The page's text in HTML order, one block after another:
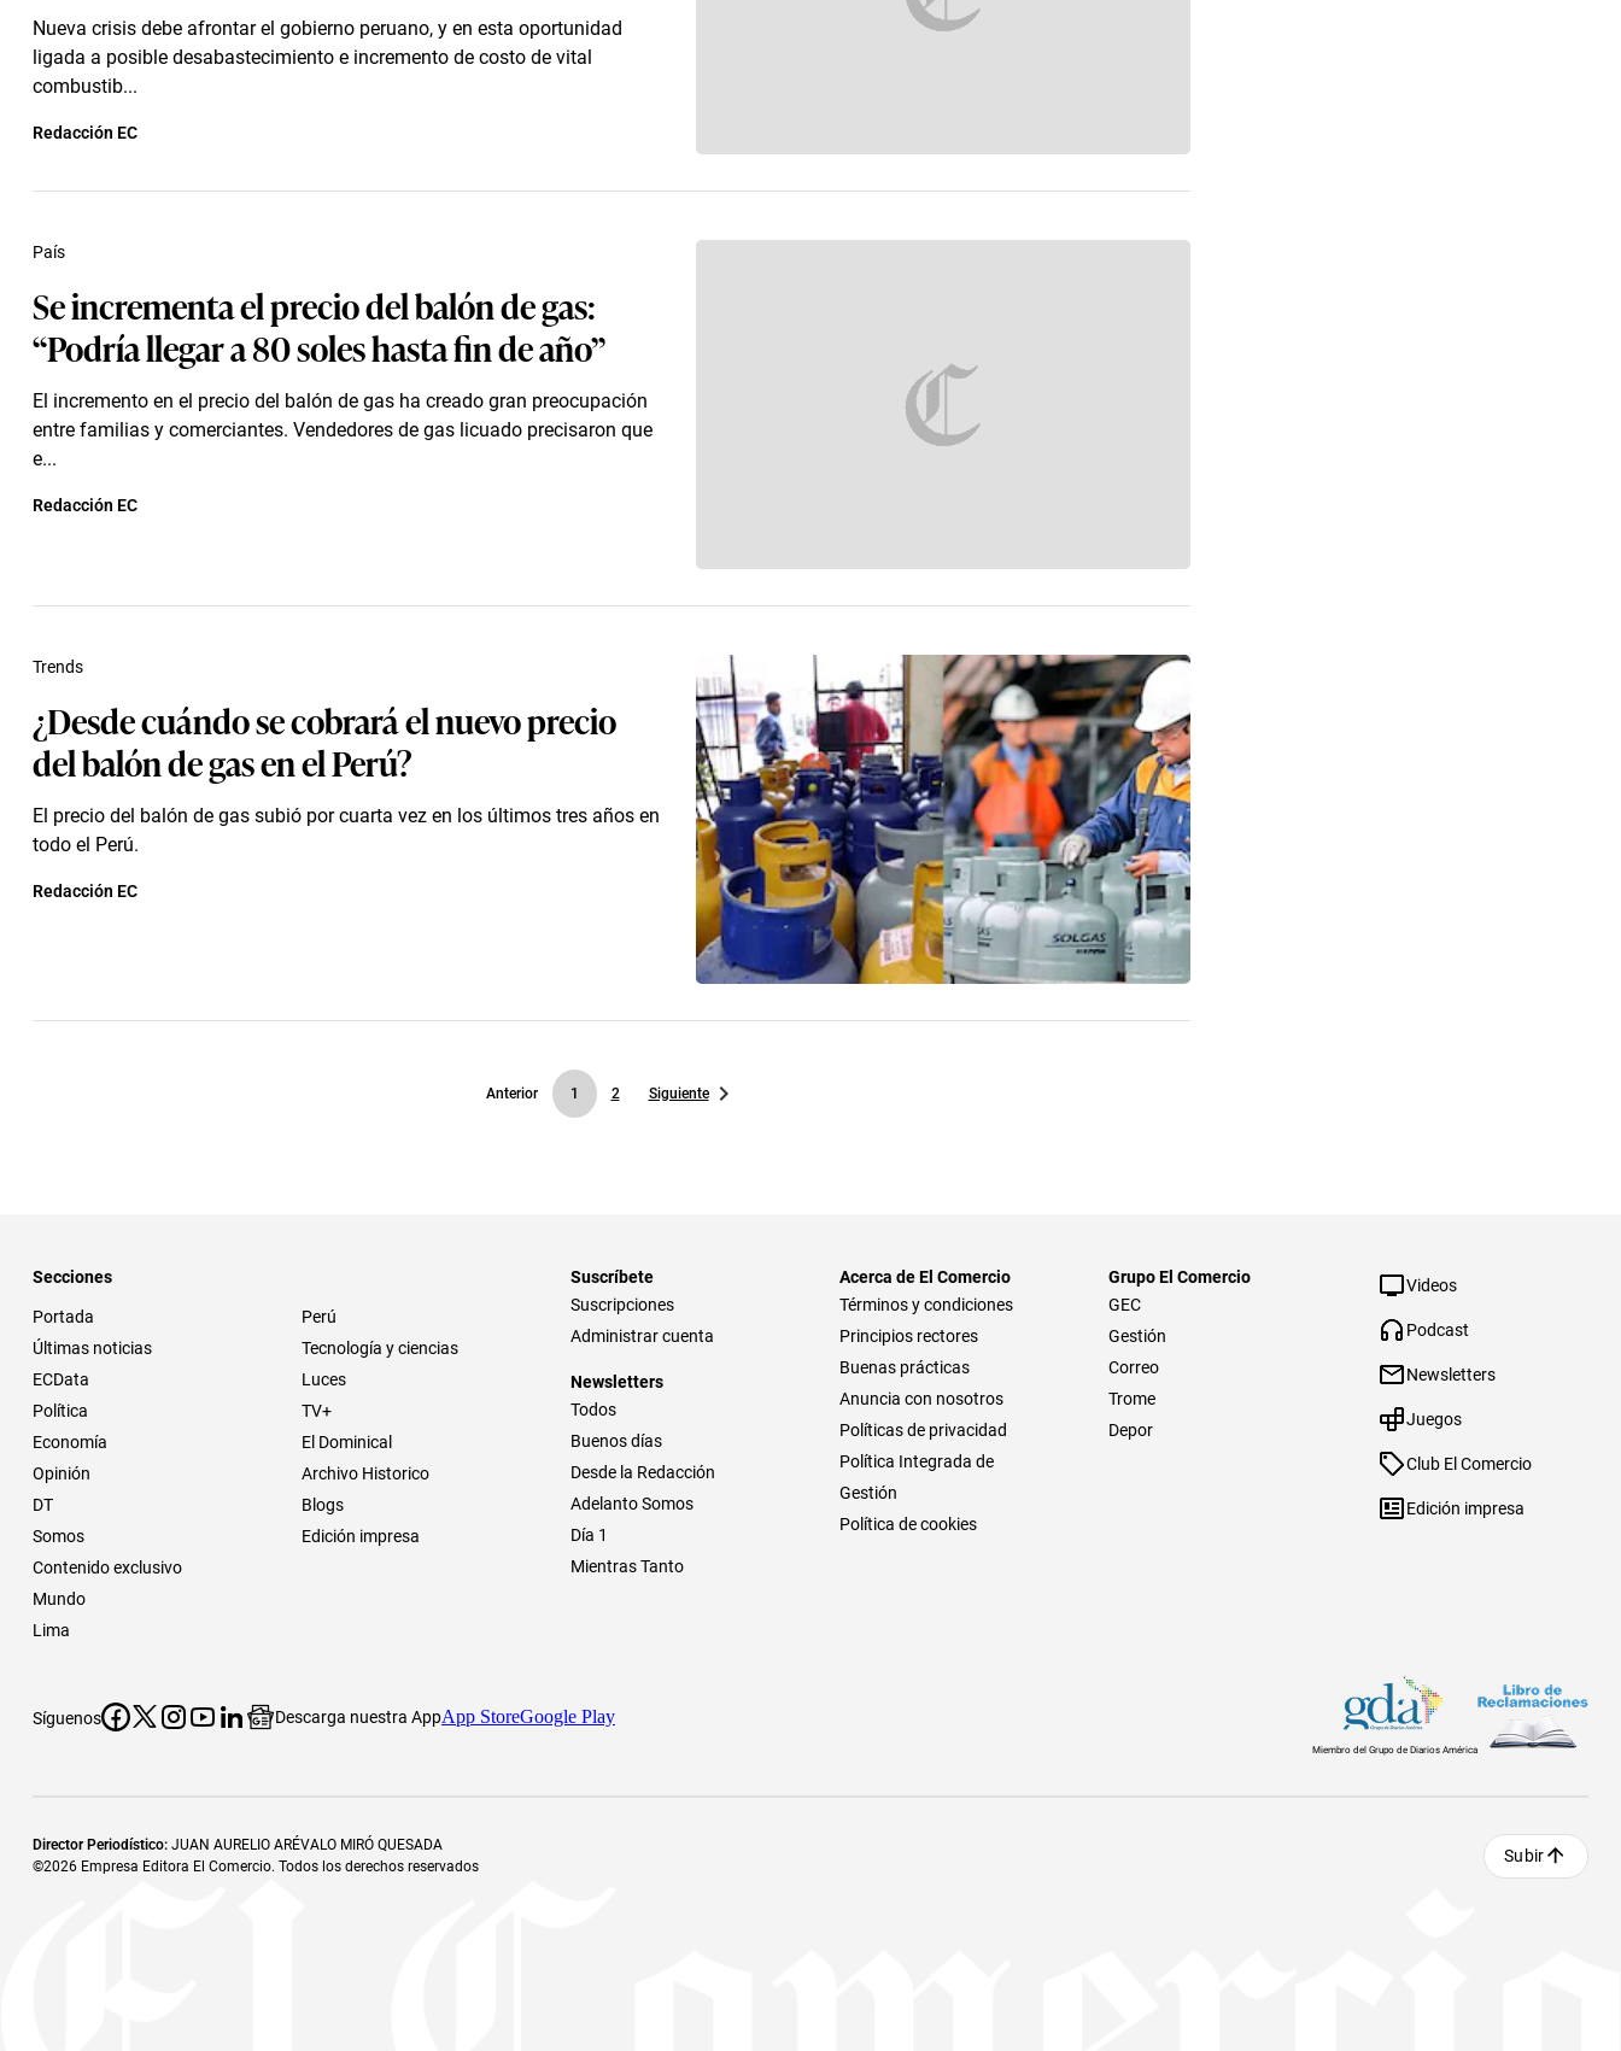
Nueva crisis debe afrontar el gobierno peruano, y en esta oportunidad
ligada a posible desabastecimiento e incremento de costo de vital
combustib...
Redacción EC
Se incrementa el precio del balón de gas:
“Podría llegar a 80 soles hasta fin de año”
El incremento en el precio del balón de gas ha creado gran preocupación
entre familias y comerciantes. Vendedores de gas licuado precisaron que
e...
País
Redacción EC
¿Desde cuándo se cobrará el nuevo precio
del balón de gas en el Perú?
El precio del balón de gas subió por cuarta vez en los últimos tres años en
todo el Perú.
Trends
Redacción EC
Anterior 1 2 Siguiente
Secciones
Portada
Últimas noticias
ECData
Política
Economía
Opinión
DT
Somos
Contenido exclusivo
Mundo
Lima
Perú
Tecnología y ciencias
Luces
TV+
El Dominical
Archivo Historico
Blogs
Edición impresa
Suscríbete
Suscripciones
Administrar cuenta
Newsletters
Todos
Buenos días
Desde la Redacción
Adelanto Somos
Día 1
Mientras Tanto
Acerca de El Comercio
Términos y condiciones
Principios rectores
Buenas prácticas
Anuncia con nosotros
Políticas de privacidad
Política Integrada de
Gestión
Política de cookies
Grupo El Comercio
GEC
Gestión
Correo
Trome
Depor
Videos
Podcast
Newsletters
Juegos
Club El Comercio
Edición impresa
Síguenos Descarga nuestra AppApp StoreGoogle Play
Miembro del Grupo de Diarios América
Director Periodístico: JUAN AURELIO ARÉVALO MIRÓ QUESADA
©2026 Empresa Editora El Comercio. Todos los derechos reservados
Subir